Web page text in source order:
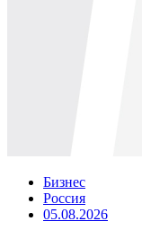
Бизнес
Россия
05.08.2026